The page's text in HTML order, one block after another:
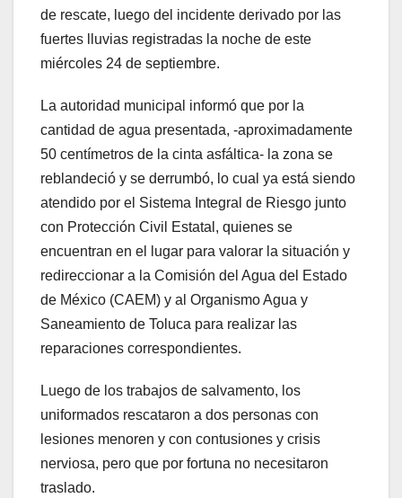
de rescate, luego del incidente derivado por las
fuertes lluvias registradas la noche de este
miércoles 24 de septiembre.
La autoridad municipal informó que por la
cantidad de agua presentada, -aproximadamente
50 centímetros de la cinta asfáltica- la zona se
reblandeció y se derrumbó, lo cual ya está siendo
atendido por el Sistema Integral de Riesgo junto
con Protección Civil Estatal, quienes se
encuentran en el lugar para valorar la situación y
redireccionar a la Comisión del Agua del Estado
de México (CAEM) y al Organismo Agua y
Saneamiento de Toluca para realizar las
reparaciones correspondientes.
Luego de los trabajos de salvamento, los
uniformados rescataron a dos personas con
lesiones menoren y con contusiones y crisis
nerviosa, pero que por fortuna no necesitaron
traslado.